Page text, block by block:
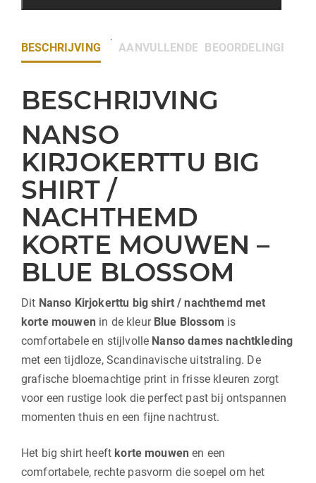
BESCHRIJVING AANVULLENDE INFORMATIE
BEOORDELINGEN (0)
BESCHRIJVING
NANSO
KIRJOKERTTU BIG
SHIRT /
NACHTHEMD
KORTE MOUWEN –
BLUE BLOSSOM
Dit Nanso Kirjokerttu big shirt / nachthemd met
korte mouwen in de kleur Blue Blossom is
comfortabele en stijlvolle Nanso dames nachtkleding
met een tijdloze, Scandinavische uitstraling. De
grafische bloemachtige print in frisse kleuren zorgt
voor een rustige look die perfect past bij ontspannen
momenten thuis en een fijne nachtrust.
Het big shirt heeft korte mouwen en een
comfortabele, rechte pasvorm die soepel om het